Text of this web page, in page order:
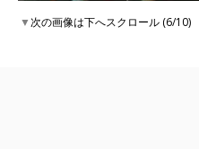
▼次の画像は下へスクロール (6/10)